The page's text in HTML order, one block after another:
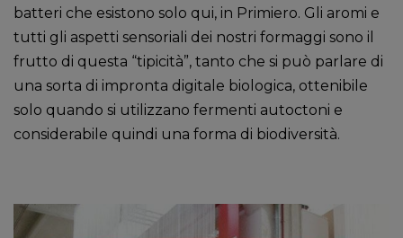
batteri che esistono solo qui, in Primiero. Gli aromi e
tutti gli aspetti sensoriali dei nostri formaggi sono il
frutto di questa “tipicità”, tanto che si può parlare di
una sorta di impronta digitale biologica, ottenibile
solo quando si utilizzano fermenti autoctoni e
considerabile quindi una forma di biodiversità.